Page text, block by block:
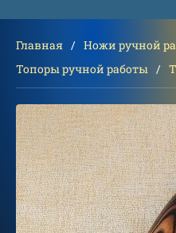
Главная
Ножи ручной
Топоры ручной работы